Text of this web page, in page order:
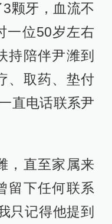
颗牙，血流不
一位50岁左右
持陪伴尹潍到
、取药、垫付
直电话联系尹
，直至家属来
留下任何联系
只记得他提到